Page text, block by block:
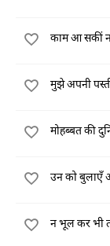
काम आ सकीं न
मुझे अपनी
मोहब्बत की
उन को बुलाएँ
न भूल कर भी